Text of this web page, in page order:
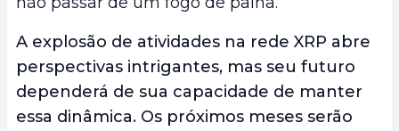
A explosão de atividades na rede XRP abre
perspectivas intrigantes, mas seu futuro
dependerá de sua capacidade de manter
essa dinâmica. Os próximos meses serão